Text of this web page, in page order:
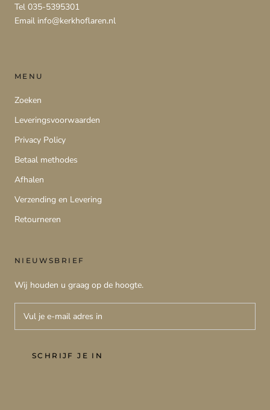
Tel 035-5395301
Email info@kerkhoflaren.nl
MENU
Zoeken
Leveringsvoorwaarden
Privacy Policy
Betaal methodes
Afhalen
Verzending en Levering
Retourneren
NIEUWSBRIEF
Wij houden u graag op de hoogte.
SCHRIJF JE IN